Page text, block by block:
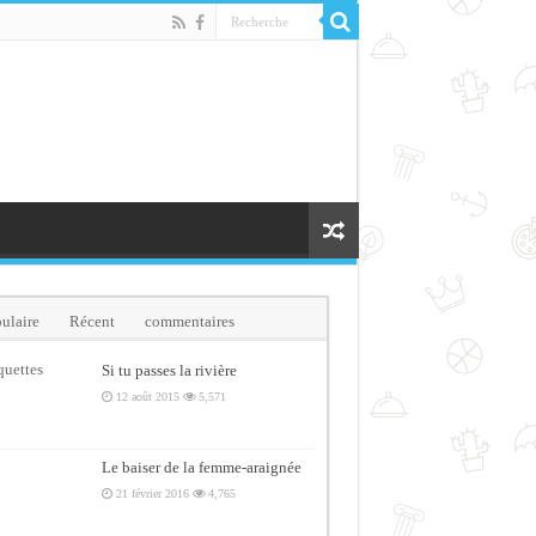
Récent commentaires
Si tu passes la rivière
12 août 2015 5,571
Le baiser de la femme-araignée
21 février 2016 4,765